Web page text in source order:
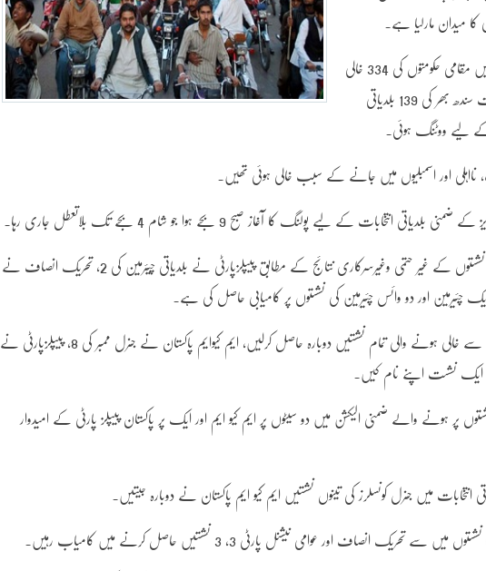
میدان مارلیا ہے۔
خیبرپختونخوا کے 22 اضلاع میں مقامی حکومتوں کی 334 خالی
نشستوں جب کہ کراچی سمیت سندھ بھر کی 139 بلدیاتی
کے لیے ووٹنگ ہوئی۔
نااہلی اور اسمبلیوں میں جانے کے سبب خالی ہوئی تھیں۔
انتخابات کے لیے پولنگ کا آغاز صبح 9 بجے ہوا جو شام 4 بجے تک بلاتعطل جاری رہا۔
کراچی کی 24 میں سے 19 نشستوں کے غیر حتمی وغیرسرکاری نتائج کے مطابق پیپلزپارٹی نے بلدیاتی چیئرمین کی 2، تحریک انصاف نے
چئیرمین اور دو وائس چئیرمین کی نشستوں پر کامیابی حاصل کی ہے۔
ایک نشست اپنے نام کیں۔
پر ہونے والے ضمنی الیکشن میں دو سیٹوں پر ایم کیو ایم اور ایک پر پاکستان پیپلز پارٹی کے امیدوار
انتخابات میں جنرل کونسلرز کی تینوں نشستیں ایم کیو ایم پاکستان نے دوبارہ جیتیں۔